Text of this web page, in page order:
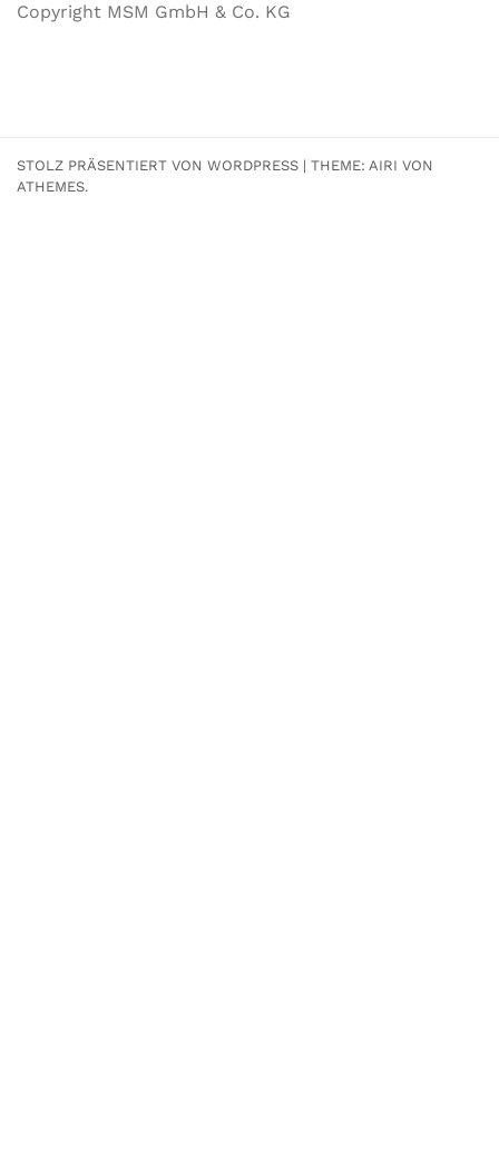
Copyright MSM GmbH & Co. KG
STOLZ PRÄSENTIERT VON WORDPRESS | THEME: AIRI VON
ATHEMES.